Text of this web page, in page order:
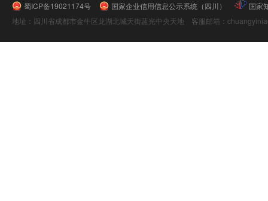
蜀ICP备19021174号 国家企业信用信息公示系统（四川）
国家
地址：四川省成都市金牛区龙湖北城天街蓝光中央天地 客服邮箱：